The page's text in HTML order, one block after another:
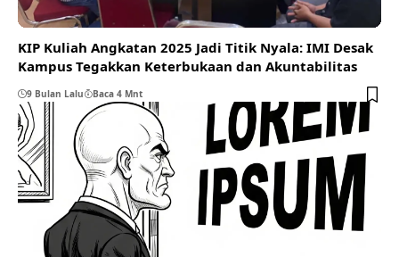
KIP Kuliah Angkatan 2025 Jadi Titik Nyala: IMI Desak
Kampus Tegakkan Keterbukaan dan Akuntabilitas
9 Bulan Lalu Baca 4 Mnt